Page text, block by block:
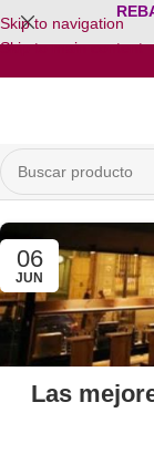
Skip to navigation
Skip to main content
06
JUN
Las